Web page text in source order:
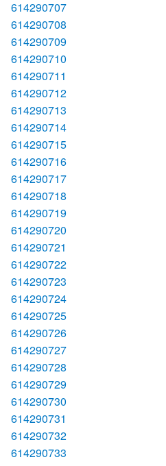
614290707
614290708
614290709
614290710
614290711
614290712
614290713
614290714
614290715
614290716
614290717
614290718
614290719
614290720
614290721
614290722
614290723
614290724
614290725
614290726
614290727
614290728
614290729
614290730
614290731
614290732
614290733